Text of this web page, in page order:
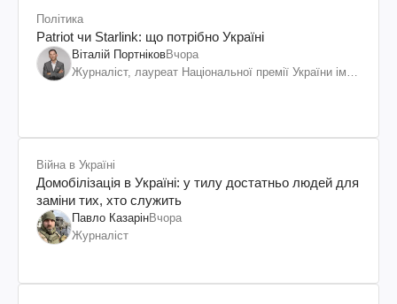
Політика
Patriot чи Starlink: що потрібно Україні
Віталій ПортніковВчора
Журналіст, лауреат Національної премії України ім.
Війна в Україні
Домобілізація в Україні: у тилу достатньо людей для
заміни тих, хто служить
Павло КазарінВчора
Журналіст